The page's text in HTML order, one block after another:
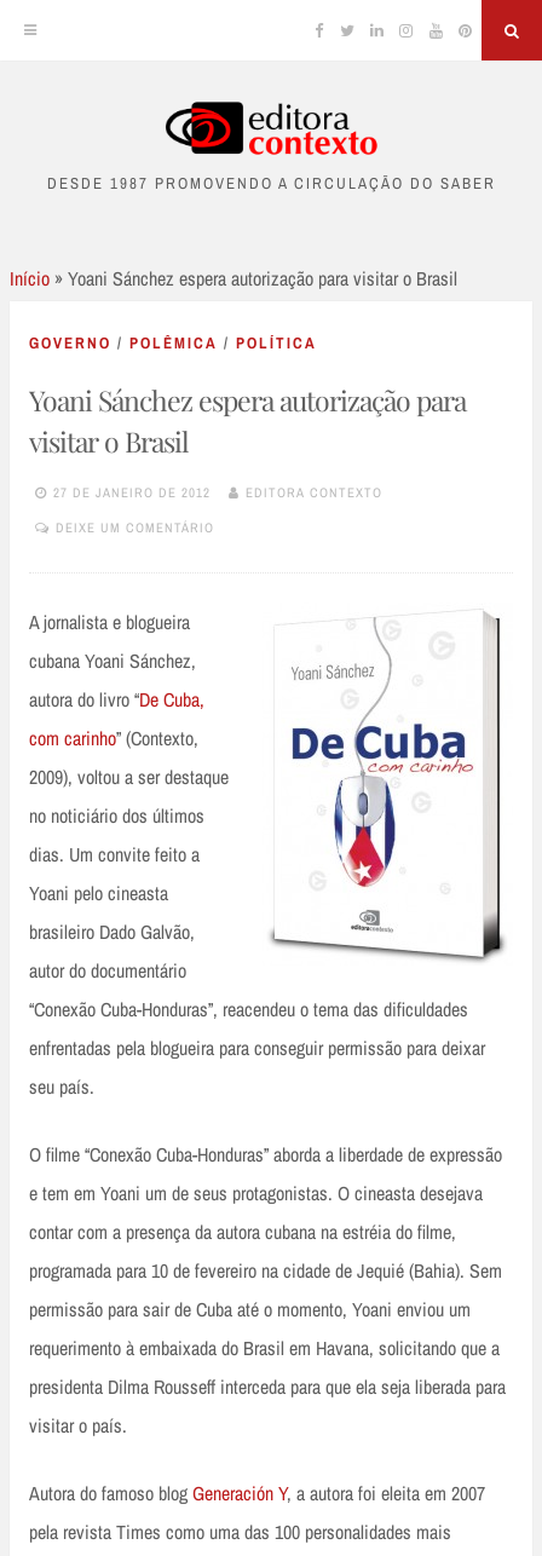
content
Facebook
TwitterLinkedinInstagram
YouTubePinterest
DESDE 1987 PROMOVENDO A CIRCULAÇÃO DO SABER
Início »Yoani Sánchez espera autorização para visitar o Brasil
GOVERNO / POLÊMICA / POLÍTICA
Yoani Sánchez espera autorização para
visitar o Brasil
27 DE JANEIRO DE 2012 EDITORA CONTEXTO
DEIXE UM COMENTÁRIO
A jornalista e blogueira
cubana Yoani Sánchez,
autora do livro “De Cuba,
com carinho” (Contexto,
2009), voltou a ser destaque
no noticiário dos últimos
dias. Um convite feito a
Yoani pelo cineasta
brasileiro Dado Galvão,
autor do documentário
“Conexão Cuba-Honduras”, reacendeu o tema das dificuldades
enfrentadas pela blogueira para conseguir permissão para deixar
seu país.
O filme “Conexão Cuba-Honduras” aborda a liberdade de expressão
e tem em Yoani um de seus protagonistas. O cineasta desejava
contar com a presença da autora cubana na estréia do filme,
programada para 10 de fevereiro na cidade de Jequié (Bahia). Sem
permissão para sair de Cuba até o momento, Yoani enviou um
requerimento à embaixada do Brasil em Havana, solicitando que a
presidenta Dilma Rousseff interceda para que ela seja liberada para
visitar o país.
Autora do famoso blogGeneración Y, a autora foi eleita em 2007
pela revista Times como uma das 100 personalidades mais